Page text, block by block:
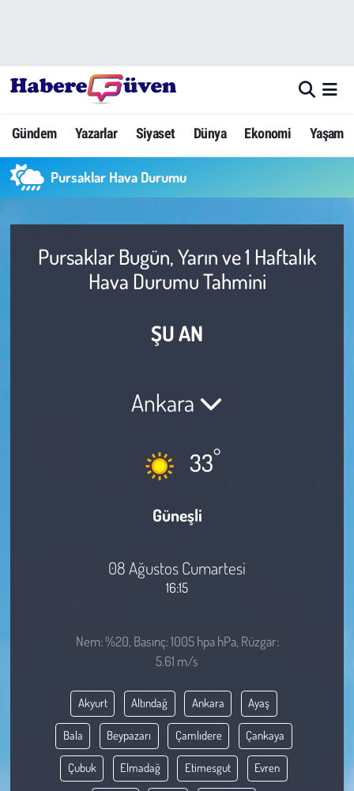
Gündem Yazarlar Siyaset Dünya Ekonomi Yaşam
Pursaklar Hava Durumu
Pursaklar Bugün, Yarın ve 1 Haftalık
Hava Durumu Tahmini
ŞU AN
Ankara
33°
Güneşli
08 Ağustos Cumartesi
16:15
Nem: %20, Basınç: 1005 hpa hPa, Rüzgar:
5.61 m/s
Akyurt Altındağ Ankara Ayaş
Bala Beypazarı Çamlıdere Çankaya
Çubuk Elmadağ Etimesgut Evren
Yazarlar
Dünya
Siyaset
Ekonomi
Yaşam
Hayvan Hakları
Çevre
Galeri
Hava Durumu
Trafik Durumu
Süper Lig Puan Durumu ve Fikstür
Tüm Manşetler
Son Dakika Haberleri